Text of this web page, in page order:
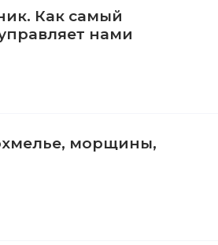
Как самый
нами
морщины,